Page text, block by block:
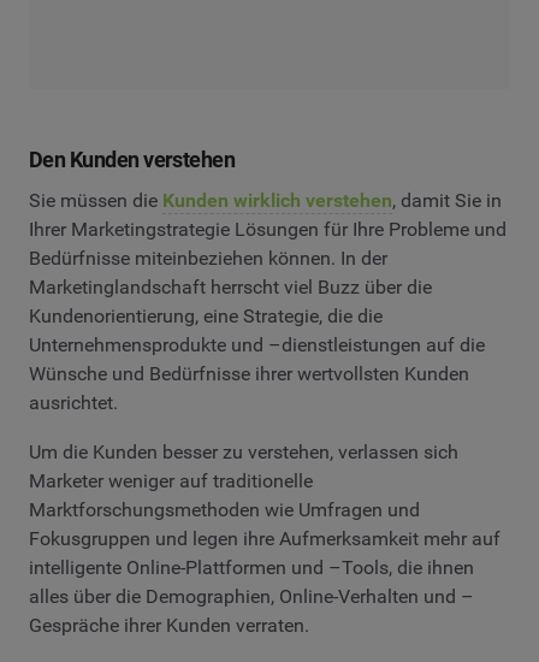
Den Kunden verstehen
Sie müssen die Kunden wirklich verstehen, damit Sie in
Ihrer Marketingstrategie Lösungen für Ihre Probleme und
Bedürfnisse miteinbeziehen können. In der
Marketinglandschaft herrscht viel Buzz über die
Kundenorientierung, eine Strategie, die die
Unternehmensprodukte und –dienstleistungen auf die
Wünsche und Bedürfnisse ihrer wertvollsten Kunden
ausrichtet.
Um die Kunden besser zu verstehen, verlassen sich
Marketer weniger auf traditionelle
Marktforschungsmethoden wie Umfragen und
Fokusgruppen und legen ihre Aufmerksamkeit mehr auf
intelligente Online-Plattformen und –Tools, die ihnen
alles über die Demographien, Online-Verhalten und –
Gespräche ihrer Kunden verraten.